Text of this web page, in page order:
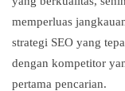
memperluas
strategi SEO yang
dengan kompetitor
pertama pencarian.